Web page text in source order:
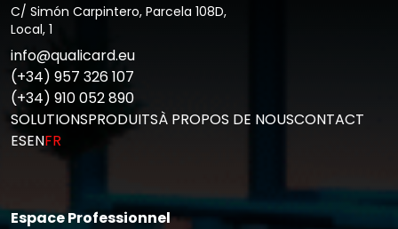
C/ Simón Carpintero, Parcela 108D,
Local, 1
info@qualicard.eu
(+34) 957 326 107
(+34) 910 052 890
SOLUTIONSPRODUITSÀ PROPOS DE NOUSCONTACT
ESENFR
Espace Professionnel